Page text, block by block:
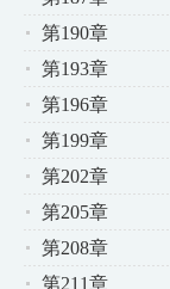
第190章
第193章
第196章
第199章
第202章
第205章
第208章
第211章